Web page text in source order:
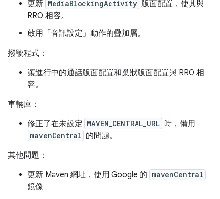
更新 MediaBlockingActivity 版面配置，使其與
RRO 相容。
啟用「音訊設定」 動作的疊加層。
撥號程式：
讓進行中的通話版面配置和巢狀版面配置與 RRO 相
容。
車輛庫：
修正了在未設定 MAVEN_CENTRAL_URL 時，備用
mavenCentral 的問題。
其他問題：
更新 Maven 網址，使用 Google 的 mavenCentral
鏡像